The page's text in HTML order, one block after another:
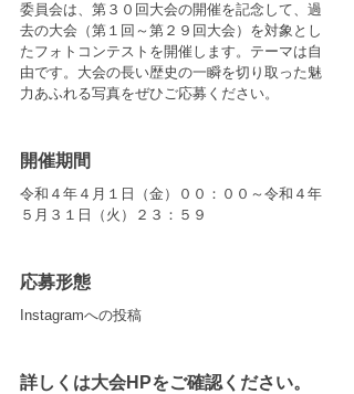
委員会は、第３０回大会の開催を記念して、過
去の大会（第１回～第２９回大会）を対象とし
たフォトコンテストを開催します。テーマは自
由です。大会の長い歴史の一瞬を切り取った魅
力あふれる写真をぜひご応募ください。
開催期間
令和４年４月１日（金）００：００～令和４年
５月３１日（火）２３：５９
応募形態
Instagramへの投稿
詳しくは大会HPをご確認ください。